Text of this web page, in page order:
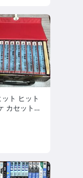
ト ヒット
カセットテ
レトロ 邦
点